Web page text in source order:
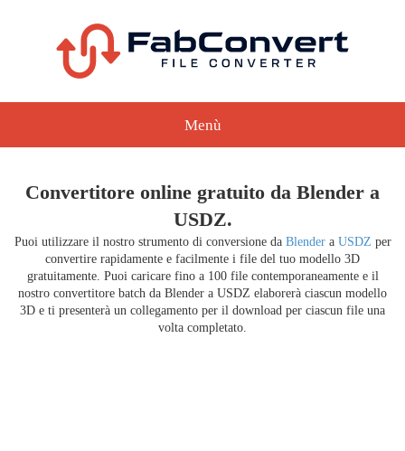
Menù
Convertitore online gratuito da Blender a
USDZ.
Puoi utilizzare il nostro strumento di conversione da Blendera USDZ per
convertire rapidamente e facilmente i file del tuo modello 3D
gratuitamente. Puoi caricare fino a 100 file contemporaneamente e il
nostro convertitore batch da Blender a USDZ elaborerà ciascun modello
3D e ti presenterà un collegamento per il download per ciascun file una
volta completato.